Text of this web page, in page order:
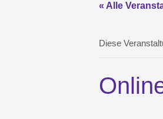
« Alle
Diese